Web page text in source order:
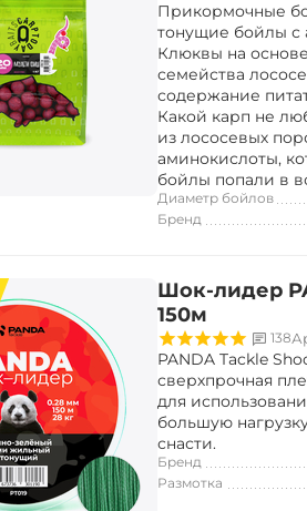
Прикормочные
тонущие бойлы с
Клюквы на
семейства
содержание
Какой карп не
из лососевых
аминокислоты,
бойлы попали в
Диаметр бойлов
Бренд
Шок-лидер
150м
138
PANDA Tackle
сверхпрочная
для
большую
снасти.
Бренд
Размотка